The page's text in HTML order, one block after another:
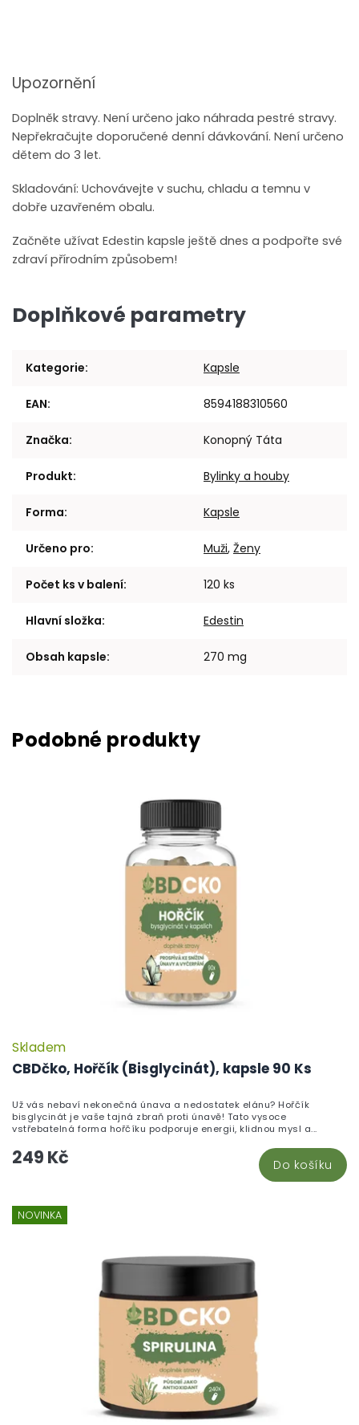
Upozornění
Doplněk stravy. Není určeno jako náhrada pestré stravy.
Nepřekračujte doporučené denní dávkování. Není určeno
dětem do 3 let.
Skladování: Uchovávejte v suchu, chladu a temnu v
dobře uzavřeném obalu.
Začněte užívat Edestin kapsle ještě dnes a podpořte své
zdraví přírodním způsobem!
Doplňkové parametry
Kategorie: Kapsle
EAN: 8594188310560
Značka: Konopný Táta
Produkt: Bylinky a houby
Forma: Kapsle
Určeno pro: Muži, Ženy
Počet ks v balení: 120 ks
Hlavní složka: Edestin
Obsah kapsle: 270 mg
CBDčko, Hořčík (Bisglycinát), kapsle 90 Ks
Skladem
249 Kč Do košíku
Už vás nebaví nekonečná únava a nedostatek elánu? Hořčík
bisglycinát je vaše tajná zbraň proti únavě! Tato vysoce
vstřebatelná forma hořčíku podporuje energii, klidnou mysl a...
NOVINKA